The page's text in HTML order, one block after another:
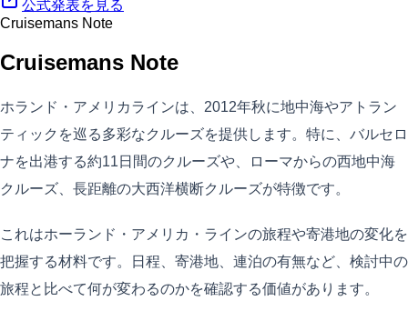
公式発表を見る
Cruisemans Note
Cruisemans Note
ホランド・アメリカラインは、2012年秋に地中海やアトラン
ティックを巡る多彩なクルーズを提供します。特に、バルセロ
ナを出港する約11日間のクルーズや、ローマからの西地中海
クルーズ、長距離の大西洋横断クルーズが特徴です。
これはホーランド・アメリカ・ラインの旅程や寄港地の変化を
把握する材料です。日程、寄港地、連泊の有無など、検討中の
旅程と比べて何が変わるのかを確認する価値があります。